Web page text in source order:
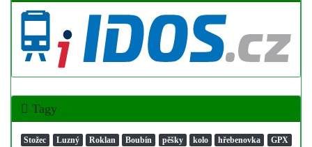
Tagy
Stožec Luzný Roklan Boubín pěšky kolo hřebenovka
GPX